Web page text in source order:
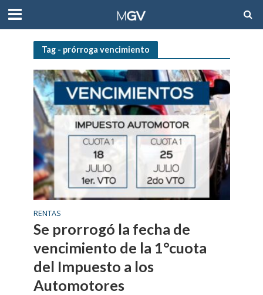
Tag - prórroga vencimiento
RENTAS
Se prorrogó la fecha de
vencimiento de la 1°cuota
del Impuesto a los
Automotores